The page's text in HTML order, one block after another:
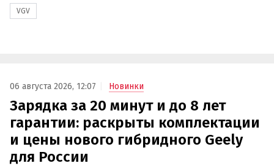
VGV
06 августа 2026, 12:07 Новинки
Зарядка за 20 минут и до 8 лет
гарантии: раскрыты комплектации
и цены нового гибридного Geely
для России